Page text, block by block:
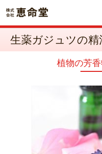
生薬ガジュツの
植物の芳